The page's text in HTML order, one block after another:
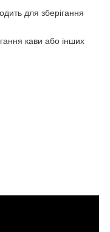
для зберігання
кави або інших